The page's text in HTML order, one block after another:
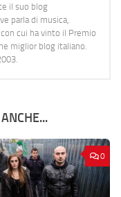
il suo blog
parla di musica,
cui ha vinto il Premio
miglior blog italiano.
0